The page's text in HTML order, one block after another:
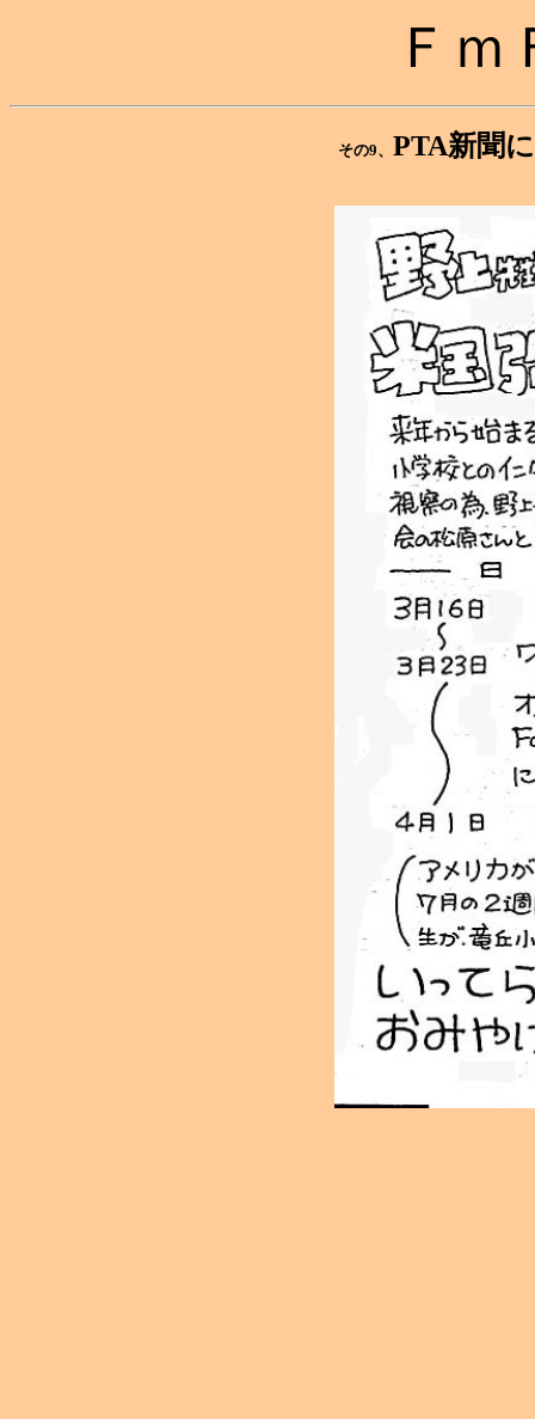
Ｆｍ
その9、 PTA新聞